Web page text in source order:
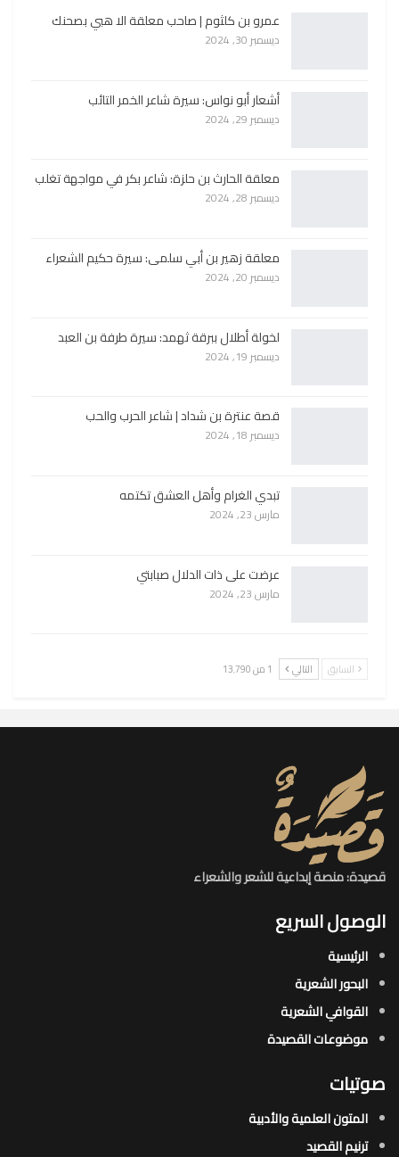
عمرو بن كلثوم | صاحب معلقة الا هبي بصحنك
ديسمبر 30, 2024
أشعار أبو نواس: سيرة شاعر الخمر التائب
ديسمبر 29, 2024
معلقة الحارث بن حلزة: شاعر بكر في مواجهة تغلب
ديسمبر 28, 2024
معلقة زهير بن أبي سلمى: سيرة حكيم الشعراء
ديسمبر 20, 2024
لخولة أطلال ببرقة ثهمد: سيرة طرفة بن العبد
ديسمبر 19, 2024
قصة عنترة بن شداد | شاعر الحرب والحب
ديسمبر 18, 2024
تبدي الغرام وأهل العشق تكتمه
مارس 23, 2024
عرضت على ذات الدلال صبابتي
مارس 23, 2024
السابق التالي 1 من 13٬790
قصيدة: منصة إبداعية للشعر والشعراء
الوصول السريع
الرئيسية
البحور الشعرية​
القوافي الشعرية​
موضوعات القصيدة​
صوتيات
المتون العلمية والأدبية
ترنيم القصيد